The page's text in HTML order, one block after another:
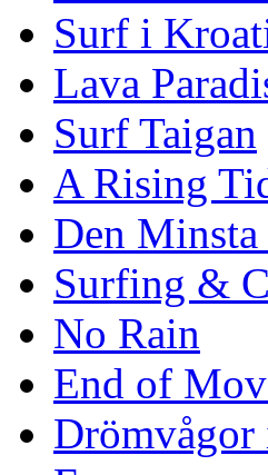
Surf i
Lava
Surf Taigan
A Rising
Den Minsta
Surfing &
No Rain
End of
Drömvågor